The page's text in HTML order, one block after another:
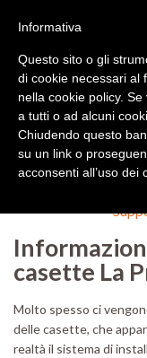
compreso. Per preventivi
SHOP
casette La
Molto spesso ci
delle casette, che
realtà il sistema di
Informativa
Questo sito o gli
di cookie necessari al
nella cookie policy.
a tutti o ad alcuni
Chiudendo questo
su un link o
acconsenti all’uso dei